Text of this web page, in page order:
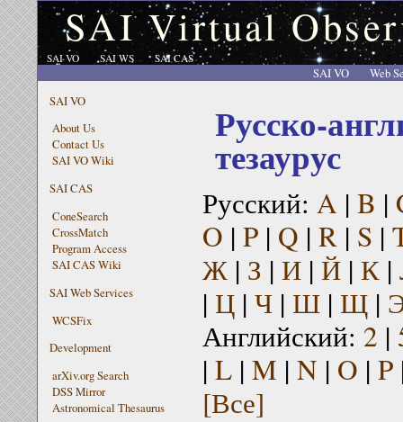
SAI Virtual
SAI VO SAI WS SAI CAS
SAI VO
Web
SAI VO
About Us
Contact Us
SAI VO Wiki
SAI CAS
ConeSearch
CrossMatch
Program Access
SAI CAS Wiki
SAI Web Services
WCSFix
Development
arXiv.org Search
DSS Mirror
Astronomical Thesaurus
Русско-
тезаурус
Русский: A | B |
O | P| Q | R| S |
Ж| З | И| Й| К|
| Ц| Ч| Ш| Щ|
Английский: 2 |
| L| M | N | O | P
[Все]